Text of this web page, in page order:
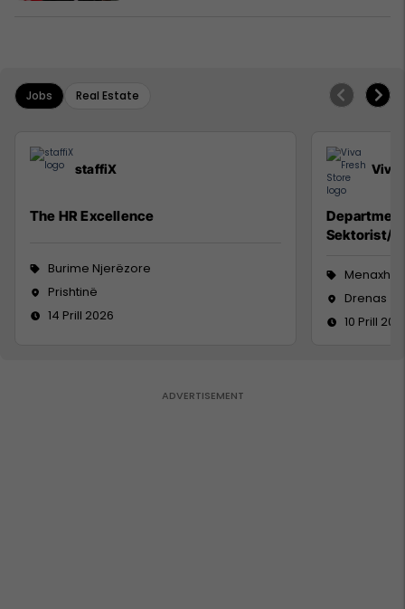
Jobs Real Estate
staffiX
The HR Excellence
Burime Njerëzore
Prishtinë
14 Prill 2026
Viva
Sektorist/
Drenas
10 Prill